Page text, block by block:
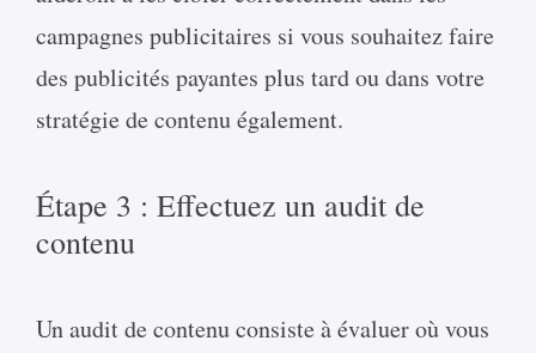
campagnes publicitaires si vous souhaitez faire
des publicités payantes plus tard ou dans votre
stratégie de contenu également.
Étape 3 : Effectuez un audit de
contenu
Un audit de contenu consiste à évaluer où vous